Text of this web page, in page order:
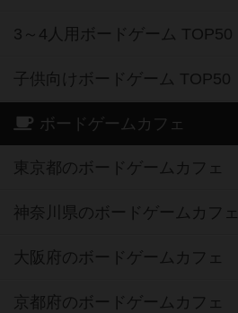
3～4人用ボードゲーム TOP50
子供向けボードゲーム TOP50
ボードゲームカフェ
東京都のボードゲームカフェ
神奈川県のボードゲームカフェ
大阪府のボードゲームカフェ
京都府のボードゲームカフェ